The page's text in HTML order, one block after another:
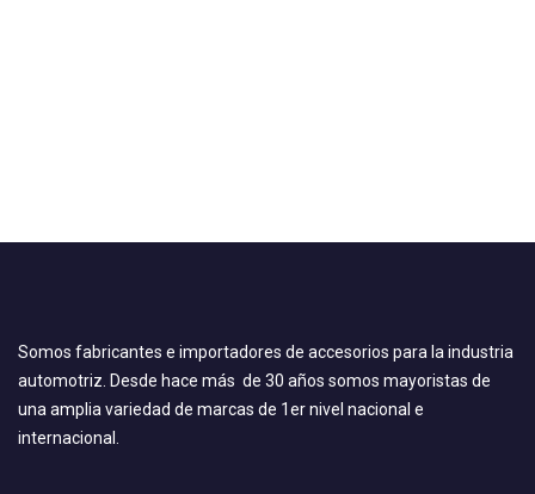
Somos fabricantes e importadores de accesorios para la industria
automotriz. Desde hace más de 30 años somos mayoristas de
una amplia variedad de marcas de 1er nivel nacional e
internacional.